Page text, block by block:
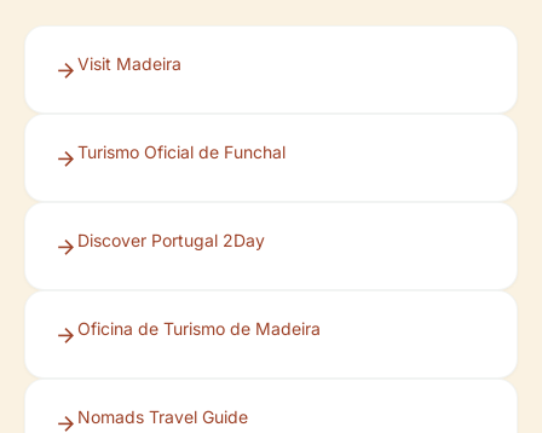
Visit Madeira
Turismo Oficial de Funchal
Discover Portugal 2Day
Oficina de Turismo de Madeira
Nomads Travel Guide